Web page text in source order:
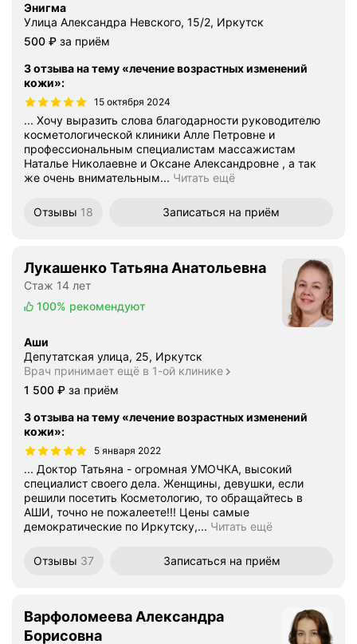
Энигма
Улица Александра Невского, 15/2, Иркутск
Цена
500 ₽ за приём
3 отзыва на тему «лечение возрастных изменений
кожи»:
15 октября 2024
... Хочу выразить слова благодарности руководителю
косметологической клиники Алле Петровне и
профессиональным специалистам массажистам
Наталье Николаевне и Оксане Александровне , а так
же очень внимательным... Читать ещё
Отзывы 18 Записаться на приём
Лукашенко Татьяна Анатольевна
Стаж 14 лет
100% рекомендуют
Аши
Депутатская улица, 25, Иркутск
Врач принимает ещё в 1-ой клинике
Цена
1500
1 500 ₽ за приём
3 отзыва на тему «лечение возрастных изменений
кожи»:
5 января 2022
... Доктор Татьяна - огромная УМОЧКА, высокий
специалист своего дела. Женщины, девушки, если
решили посетить Косметологию, то обращайтесь в
АШИ, точно не пожалеете!!! Цены самые
демократические по Иркутску,... Читать ещё
Отзывы 37 Записаться на приём
Варфоломеева Александра
Борисовна